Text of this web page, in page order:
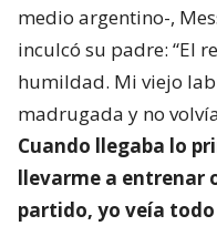
medio argentino-,
inculcó su padre: “El
humildad. Mi viejo
madrugada y no
Cuando llegaba lo
llevarme a entrenar
partido, yo veía